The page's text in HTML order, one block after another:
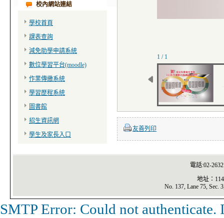
校內網站連結
學校首頁
課表查詢
減免助學申請系統
數位學習平台(moodle)
作業傳繳系統
學習歷程系統
圖書館
招生資訊網
學生及家長入口
1 / 1
友善列印
電話:02-
地址：
No. 137, Lane 75, Sec.
SMTP Error: Could not